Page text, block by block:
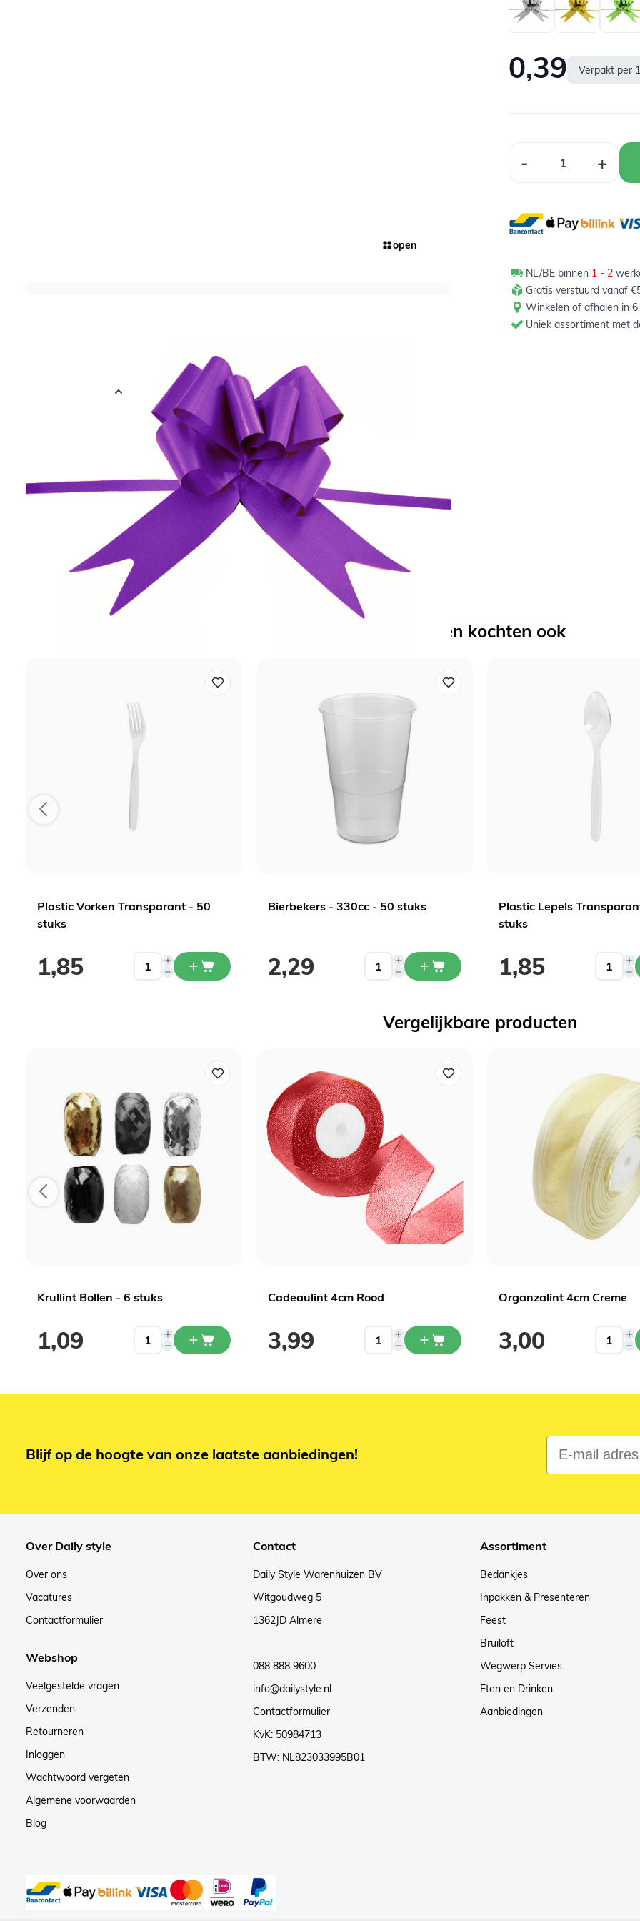
open
lint is 15 x 250 mm groot in platte vorm. Eén verpakking bevat 10 lintjes.
8788911128243
Verpakt per 10 stuks
Kleur Paars
Plastic
15 x 250 mm
0,39 Verpakt per
- +
NL/BE binnen 1 - 2
Gratis verstuurd vanaf
Winkelen of afhalen in
Uniek assortiment met
Anderen kochten ook
Plastic Vorken Transparant - 50
stuks
1,85
Bierbekers - 330cc - 50 stuks
2,29
Plastic Lepels
stuks
1,85
Vergelijkbare producten
Krullint Bollen - 6 stuks
1,09
Cadeaulint 4cm Rood
3,99
Organzalint 4cm Creme
3,00
Blijf op de hoogte van onze laatste aanbiedingen!
E-mail adres
Over Daily style
Over ons
Vacatures
Contactformulier
Webshop
Veelgestelde vragen
Verzenden
Retourneren
Inloggen
Wachtwoord vergeten
Algemene voorwaarden
Blog
Contact
Daily Style Warenhuizen BV
Witgoudweg 5
1362JD Almere
088 888 9600
info@dailystyle.nl
Contactformulier
KvK: 50984713
BTW: NL823033995B01
Assortiment
Bedankjes
Inpakken & Presenteren
Feest
Bruiloft
Wegwerp Servies
Eten en Drinken
Aanbiedingen